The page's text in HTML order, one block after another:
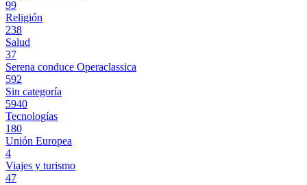
99
Religión
238
Salud
37
Serena conduce Operaclassica
592
Sin categoría
5940
Tecnologías
180
Unión Europea
4
Viajes y turismo
47